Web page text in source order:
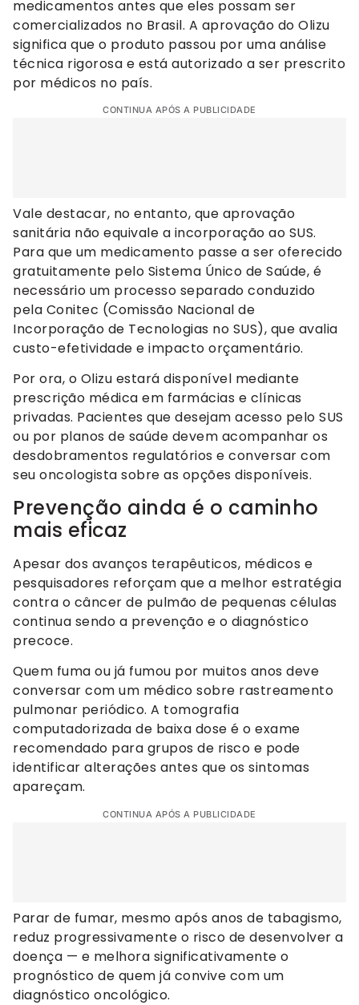
medicamentos antes que eles possam ser
comercializados no Brasil. A aprovação do Olizu
significa que o produto passou por uma análise
técnica rigorosa e está autorizado a ser prescrito
por médicos no país.
CONTINUA APÓS A PUBLICIDADE
Vale destacar, no entanto, que aprovação
sanitária não equivale a incorporação ao SUS.
Para que um medicamento passe a ser oferecido
gratuitamente pelo Sistema Único de Saúde, é
necessário um processo separado conduzido
pela Conitec (Comissão Nacional de
Incorporação de Tecnologias no SUS), que avalia
custo-efetividade e impacto orçamentário.
Por ora, o Olizu estará disponível mediante
prescrição médica em farmácias e clínicas
privadas. Pacientes que desejam acesso pelo SUS
ou por planos de saúde devem acompanhar os
desdobramentos regulatórios e conversar com
seu oncologista sobre as opções disponíveis.
Prevenção ainda é o caminho
mais eficaz
Apesar dos avanços terapêuticos, médicos e
pesquisadores reforçam que a melhor estratégia
contra o câncer de pulmão de pequenas células
continua sendo a prevenção e o diagnóstico
precoce.
Quem fuma ou já fumou por muitos anos deve
conversar com um médico sobre rastreamento
pulmonar periódico. A tomografia
computadorizada de baixa dose é o exame
recomendado para grupos de risco e pode
identificar alterações antes que os sintomas
apareçam.
CONTINUA APÓS A PUBLICIDADE
Parar de fumar, mesmo após anos de tabagismo,
reduz progressivamente o risco de desenvolver a
doença — e melhora significativamente o
prognóstico de quem já convive com um
diagnóstico oncológico.